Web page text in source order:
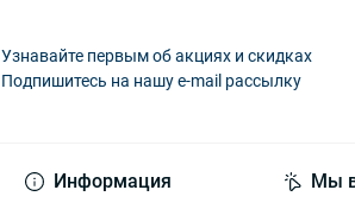
Узнавайте первым об акциях и скидках
Подпишитесь на нашу e-mail рассылку
Информация Мы